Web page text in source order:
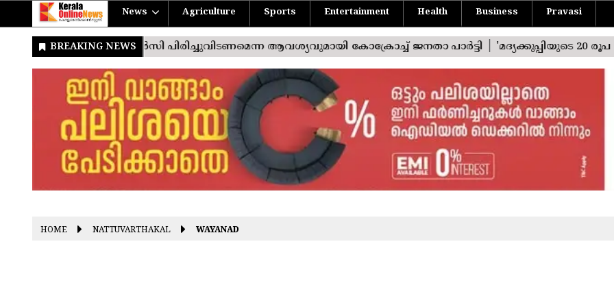
News Agriculture Sports Entertainment Health Business Pravasi
HOME NATTUVARTHAKAL WAYANAD